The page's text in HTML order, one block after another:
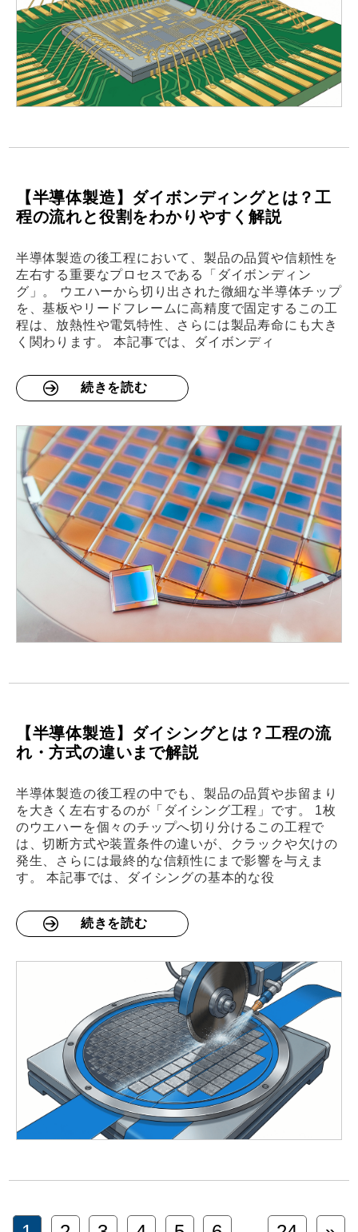
【半導体製造】ダイボンディングとは？工
程の流れと役割をわかりやすく解説
半導体製造の後工程において、製品の品質や信頼性を
左右する重要なプロセスである「ダイボンディン
グ」。 ウエハーから切り出された微細な半導体チップ
を、基板やリードフレームに高精度で固定するこの工
程は、放熱性や電気特性、さらには製品寿命にも大き
く関わります。 本記事では、ダイボンディ
続きを読む
【半導体製造】ダイシングとは？工程の流
れ・方式の違いまで解説
半導体製造の後工程の中でも、製品の品質や歩留まり
を大きく左右するのが「ダイシング工程」です。 1枚
のウエハーを個々のチップへ切り分けるこの工程で
は、切断方式や装置条件の違いが、クラックや欠けの
発生、さらには最終的な信頼性にまで影響を与えま
す。 本記事では、ダイシングの基本的な役
続きを読む